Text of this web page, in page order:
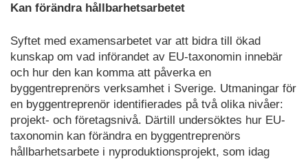
Kan förändra hållbarhetsarbetet
Syftet med examensarbetet var att bidra till ökad
kunskap om vad införandet av EU-taxonomin innebär
och hur den kan komma att påverka en
byggentreprenörs verksamhet i Sverige. Utmaningar för
en byggentreprenör identifierades på två olika nivåer:
projekt- och företagsnivå. Därtill undersöktes hur EU-
taxonomin kan förändra en byggentreprenörs
hållbarhetsarbete i nyproduktionsprojekt, som idag